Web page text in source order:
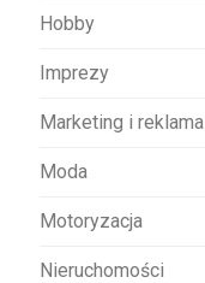
Hobby
Imprezy
Marketing i reklama
Moda
Motoryzacja
Nieruchomości